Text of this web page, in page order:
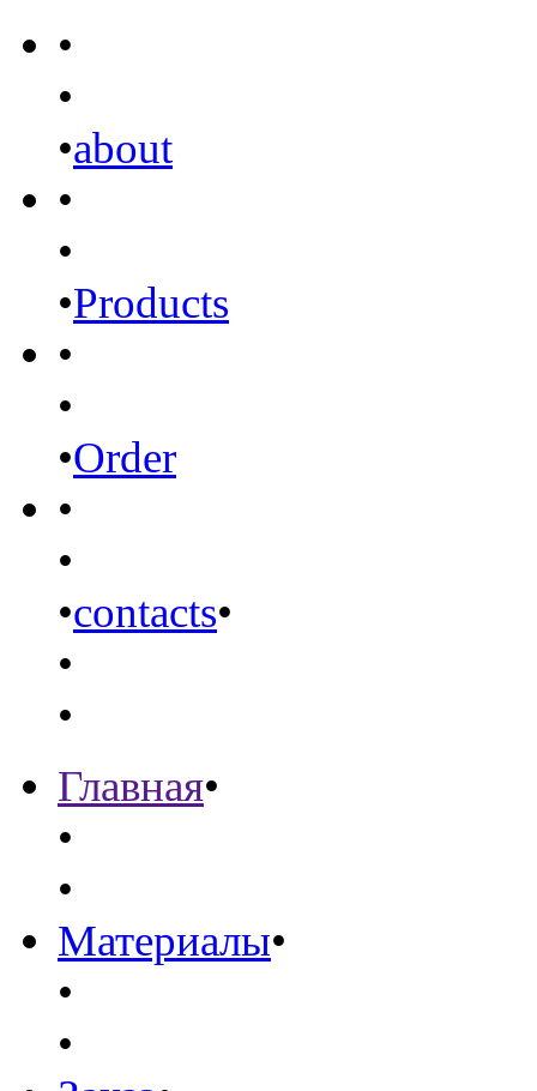
•
•
•about
•
•
•Products
•
•
•Order
•
•
•contacts•
•
•
Главная•
•
•
Материалы•
•
•